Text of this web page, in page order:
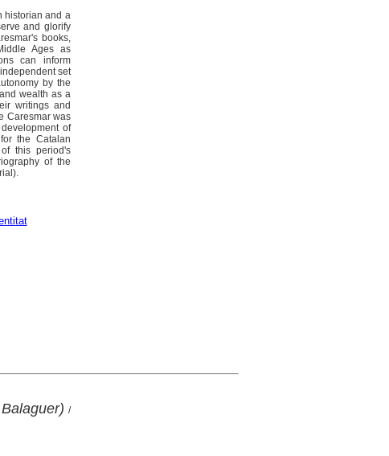
historian and a
and glorify
books,
Ages as
can inform
set
by the
wealth as a
writings and
Caresmar was
of
the Catalan
this period's
of the
/